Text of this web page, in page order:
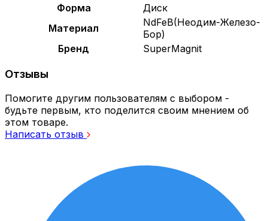
Форма
Диск
Материал
NdFeB(Неодим-Железо-
Бор)
Бренд
SuperMagnit
Отзывы
Помогите другим пользователям с выбором -
будьте первым, кто поделится своим мнением об
этом товаре.
Написать отзыв